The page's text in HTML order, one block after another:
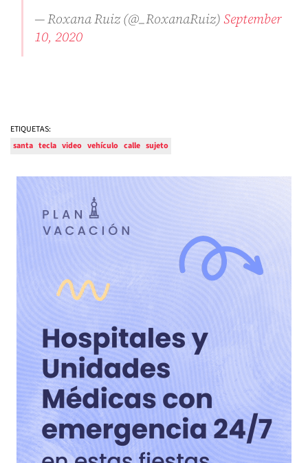
— Roxana Ruiz (@_RoxanaRuiz) September
10, 2020
ETIQUETAS:
santa tecla video vehículo calle sujeto